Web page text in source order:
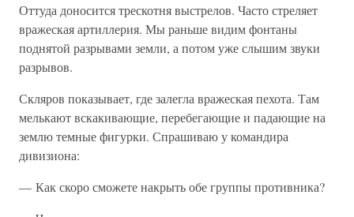
Оттуда доносится трескотня выстрелов. Часто стреляет
вражеская артиллерия. Мы раньше видим фонтаны
поднятой разрывами земли, а потом уже слышим звуки
разрывов.
Скляров показывает, где залегла вражеская пехота. Там
мелькают вскакивающие, перебегающие и падающие на
землю темные фигурки. Спрашиваю у командира
дивизиона:
— Как скоро сможете накрыть обе группы противника?